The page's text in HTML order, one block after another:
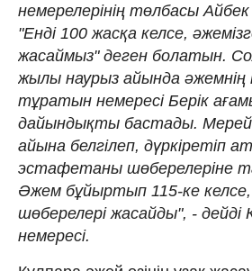
немерелерінің төлбасы
"Енді 100 жасқа келсе,
жасаймыз" деген болатын.
жылы наурыз айында әжемнің
тұратын немересі Берік
дайындықты бастады.
айына белгілеп, дүркіретіп
эстафетаны шөберелеріне
Әжем бұйыртып 115-ке
шөберелері жасайды", - дейді
немересі.